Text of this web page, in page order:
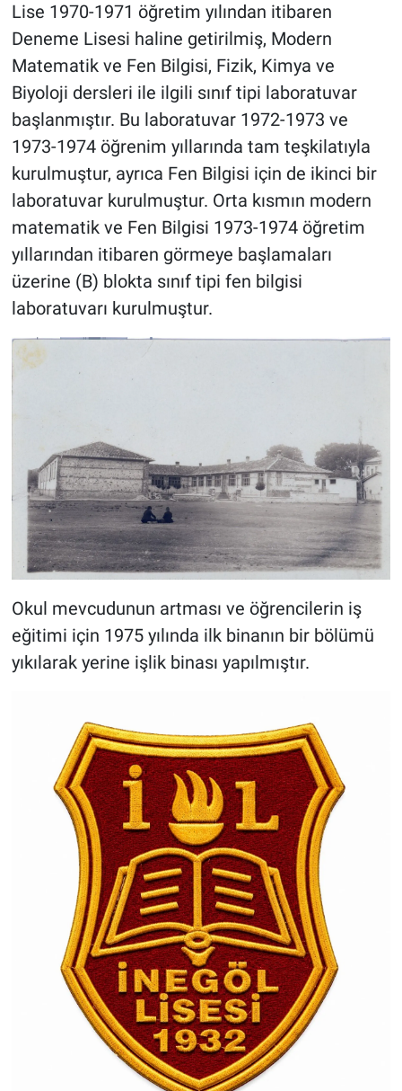
Lise 1970-1971 öğretim yılından itibaren
Deneme Lisesi haline getirilmiş, Modern
Matematik ve Fen Bilgisi, Fizik, Kimya ve
Biyoloji dersleri ile ilgili sınıf tipi laboratuvar
başlanmıştır. Bu laboratuvar 1972-1973 ve
1973-1974 öğrenim yıllarında tam teşkilatıyla
kurulmuştur, ayrıca Fen Bilgisi için de ikinci bir
laboratuvar kurulmuştur. Orta kısmın modern
matematik ve Fen Bilgisi 1973-1974 öğretim
yıllarından itibaren görmeye başlamaları
üzerine (B) blokta sınıf tipi fen bilgisi
laboratuvarı kurulmuştur.
Okul mevcudunun artması ve öğrencilerin iş
eğitimi için 1975 yılında ilk binanın bir bölümü
yıkılarak yerine işlik binası yapılmıştır.